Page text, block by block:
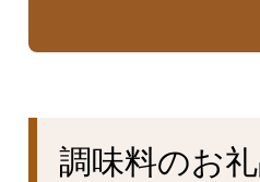
調味料のお